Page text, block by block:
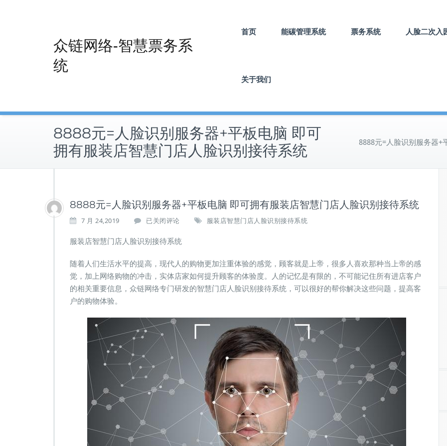
众链网络-智慧票务系
统
首页 能碳管理系统 票务系统 人脸二次入
关于我们
8888元=人脸识别服务器+平板电脑 即可
拥有服装店智慧门店人脸识别接待系统
8888元=人脸识别服务器
8888元=人脸识别服务器+平板电脑 即可拥有服装店智慧门店人脸识别接待系统
7 月 24,2019
8
8
元
=
人
脸
服
务
器
+平
板
电
即
可
拥
服
装
已关闭评论 服装店智慧门店人脸识别接待系统
服装店智慧门店人脸识别接待系统
随着人们生活水平的提高，现代人的购物更加注重体验的感觉，顾客就是上帝，很多人喜欢那种当上帝的感
觉，加上网络购物的冲击，实体店家如何提升顾客的体验度。人的记忆是有限的，不可能记住所有进店客户
的相关重要信息，众链网络专门研发的智慧门店人脸识别接待系统，可以很好的帮你解决这些问题，提高客
户的购物体验。